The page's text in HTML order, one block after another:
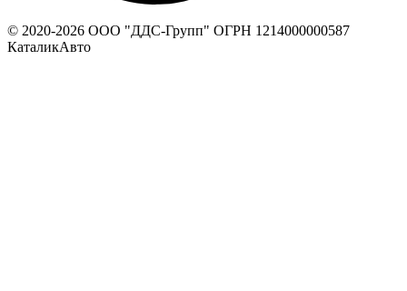
© 2020-2026 ООО "ДДС-Групп" ОГРН 1214000000587
КаталикАвто